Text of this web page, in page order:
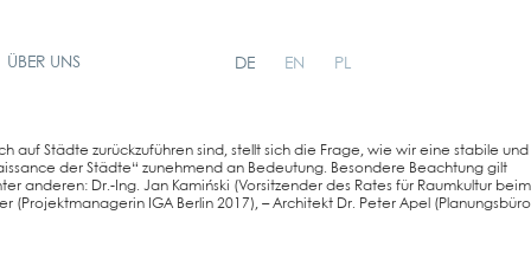
ÜBER UNS DE EN PL
Städ­te zurück­zu­füh­ren sind, stellt sich die Fra­ge, wie wir eine sta­bi­le und
der Städ­te“ zuneh­mend an Bedeu­tung. Beson­de­re Beach­tung gilt
Dr.-Ing. Jan Kamiń­ski (Vor­sit­zen­der des Rates für Raum­kul­tur beim
(Pro­jekt­ma­na­ge­rin IGA Ber­lin 2017), – Archi­tekt Dr. Peter Apel (Pla­nungs­bü­ro